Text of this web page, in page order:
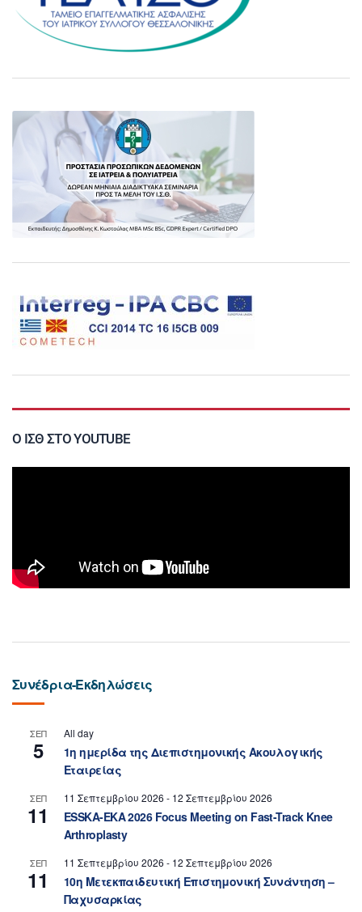
Ο ΙΣΘ ΣΤΟ YOUTUBE
Συνέδρια-Εκδηλώσεις
ΣΕΠ
5
All day
1η ημερίδα της Διεπιστημονικής Ακουλογικής
Εταιρείας
ΣΕΠ
11
11 Σεπτεμβρίου 2026 - 12 Σεπτεμβρίου 2026
ESSKA-EKA 2026 Focus Meeting on Fast-Track Knee
Arthroplasty
ΣΕΠ
11
11 Σεπτεμβρίου 2026 - 12 Σεπτεμβρίου 2026
10η Μετεκπαιδευτική Επιστημονική Συνάντηση –
Παχυσαρκίας